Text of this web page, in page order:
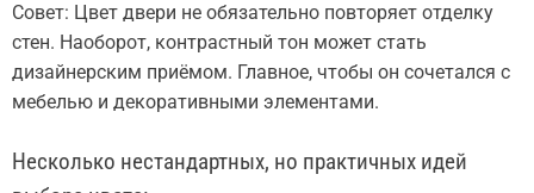
Совет: Цвет двери не обязательно повторяет отделку
стен. Наоборот, контрастный тон может стать
дизайнерским приёмом. Главное, чтобы он сочетался с
мебелью и декоративными элементами.
Несколько нестандартных, но практичных идей